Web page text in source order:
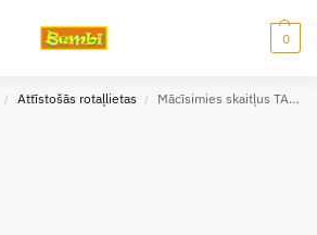
0
/ Attīstošās rotaļlietas / Mācīsimies skaitļus TACTIC 01980